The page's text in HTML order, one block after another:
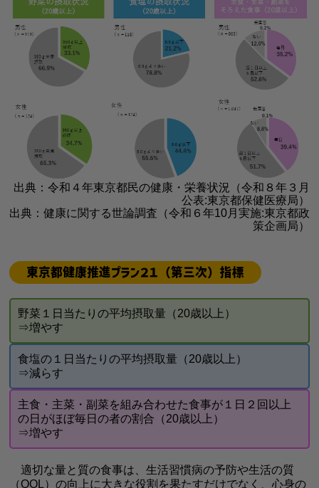
出典：令和４年東京都民の健康・栄養状況（令和８年３月
公表:東京都保健医療局）
出典：健康に関する世論調査（令和６年10月実施:東京都政
策企画局）
東京都健康推進プラン２１（第三次）指標
野菜１日当たりの平均摂取量（20歳以上）
⇒増やす
食塩の１日当たりの平均摂取量（20歳以上）
⇒減らす
主食・主菜・副菜を組み合わせた食事が１日２回以上
の日がほぼ毎日の者の割合（20歳以上）
⇒増やす
適切な量と質の食事は、生活習慣病の予防や生活の質
（QOL）の向上に大きな役割を果たすだけでなく、心身の